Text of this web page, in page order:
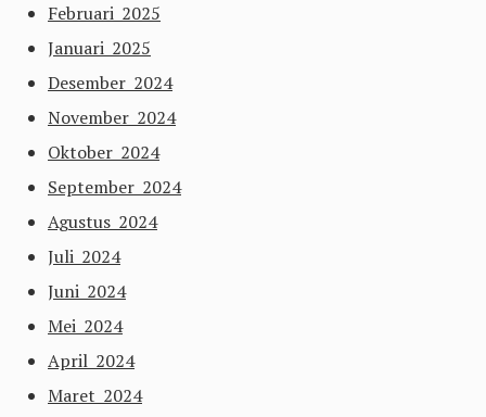
Februari 2025
Januari 2025
Desember 2024
November 2024
Oktober 2024
September 2024
Agustus 2024
Juli 2024
Juni 2024
Mei 2024
April 2024
Maret 2024